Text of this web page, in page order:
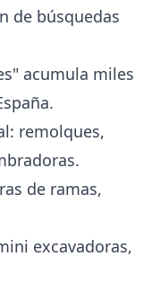
de búsquedas
acumula miles
remolques,
de ramas,
excavadoras,